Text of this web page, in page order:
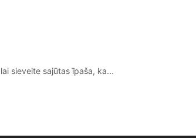
sieveite sajūtas īpaša, ka...